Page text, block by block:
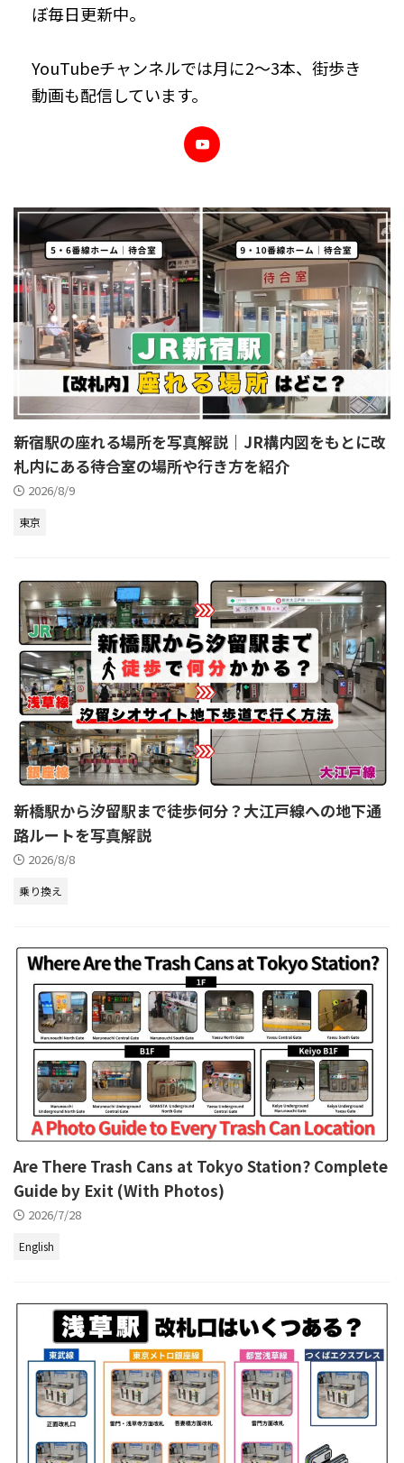
ぼ毎日更新中。
YouTubeチャンネルでは月に2～3本、街歩き
動画も配信しています。
新宿駅の座れる場所を写真解説｜JR構内図をもとに改
札内にある待合室の場所や行き方を紹介
2026/8/9
東京
新橋駅から汐留駅まで徒歩何分？大江戸線への地下通
路ルートを写真解説
2026/8/8
乗り換え
Are There Trash Cans at Tokyo Station? Complete
Guide by Exit (With Photos)
2026/7/28
English